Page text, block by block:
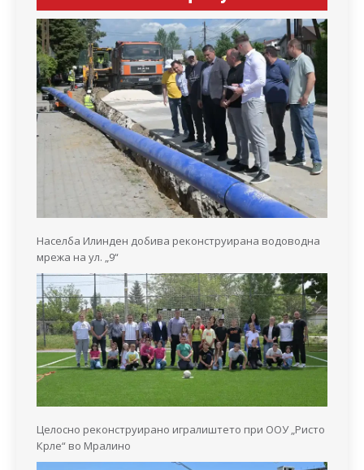
Населба Илинден добива реконструирана водоводна
мрежа на ул. „9“
Целосно реконструирано игралиштето при ООУ „Ристо
Крле“ во Мралино